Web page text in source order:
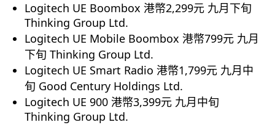
Logitech UE Boombox 港幣2,299元 九月下旬
Thinking Group Ltd.
Logitech UE Mobile Boombox 港幣799元 九月
下旬 Thinking Group Ltd.
Logitech UE Smart Radio 港幣1,799元 九月中
旬 Good Century Holdings Ltd.
Logitech UE 900 港幣3,399元 九月中旬
Thinking Group Ltd.